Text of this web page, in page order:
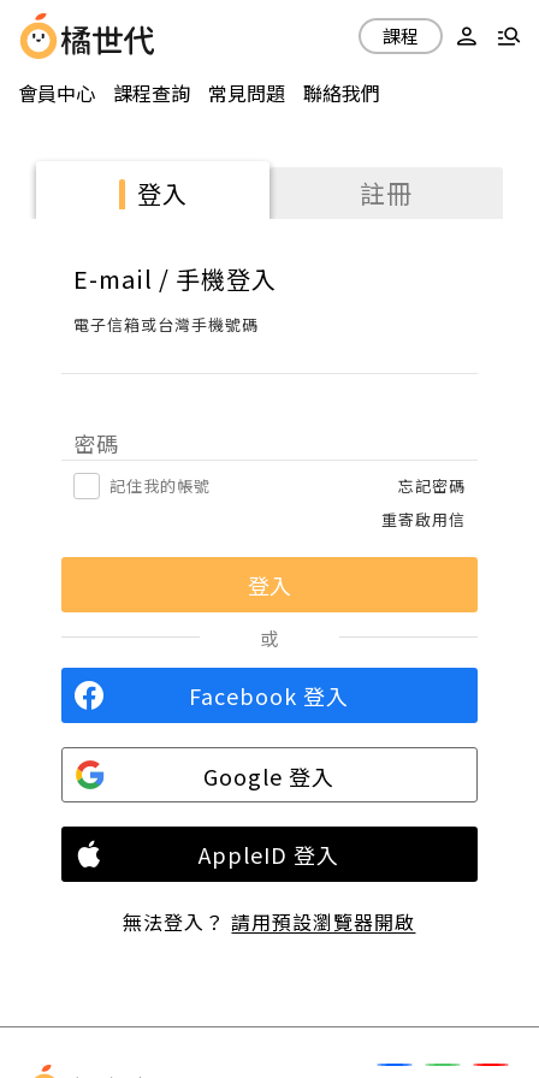
會員中心 課程查詢 常見問題 聯絡我們
課程
登入 註冊
E-mail / 手機登入
電子信箱或台灣手機號碼
密碼
記住我的帳號
忘記密碼
重寄啟用信
或
Facebook 登入
Google 登入
AppleID 登入
無法登入？請用預設瀏覽器開啟